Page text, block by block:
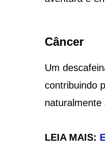
Câncer
Um
contribuindo
naturalmente
LEIA MAIS: